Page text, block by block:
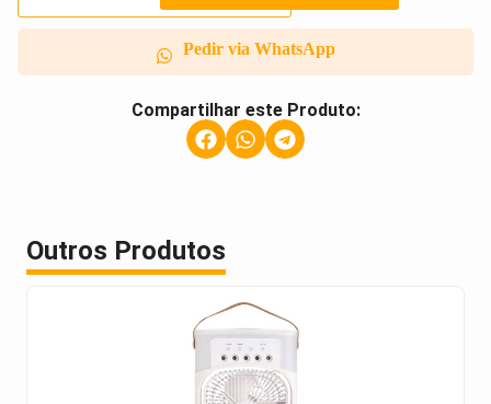
Pedir via WhatsApp
Compartilhar este Produto:
Outros Produtos